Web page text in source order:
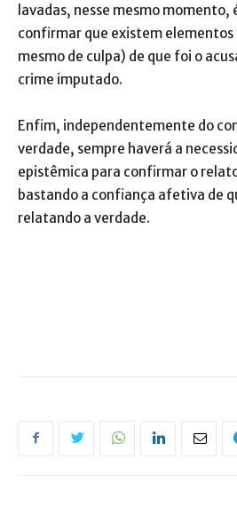
lavadas, nesse mesmo momento,
confirmar que existem elementos
mesmo de culpa) de que foi o
crime imputado.
Enfim, independentemente do
verdade, sempre haverá a
epistêmica para confirmar o
bastando a confiança afetiva de
relatando a verdade.